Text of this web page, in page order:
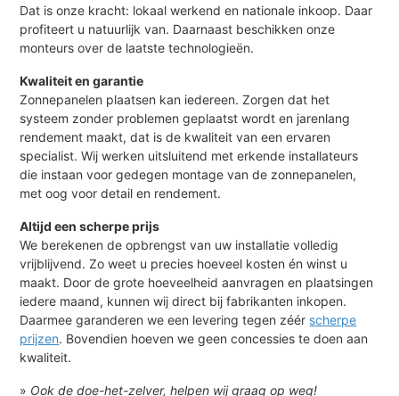
Dat is onze kracht: lokaal werkend en nationale inkoop. Daar
profiteert u natuurlijk van. Daarnaast beschikken onze
monteurs over de laatste technologieën.
Kwaliteit en garantie
Zonnepanelen plaatsen kan iedereen. Zorgen dat het
systeem zonder problemen geplaatst wordt en jarenlang
rendement maakt, dat is de kwaliteit van een ervaren
specialist. Wij werken uitsluitend met erkende installateurs
die instaan voor gedegen montage van de zonnepanelen,
met oog voor detail en rendement.
Altijd een scherpe prijs
We berekenen de opbrengst van uw installatie volledig
vrijblijvend. Zo weet u precies hoeveel kosten én winst u
maakt. Door de grote hoeveelheid aanvragen en plaatsingen
iedere maand, kunnen wij direct bij fabrikanten inkopen.
Daarmee garanderen we een levering tegen zéér scherpe
prijzen. Bovendien hoeven we geen concessies te doen aan
kwaliteit.
» Ook de doe-het-zelver, helpen wij graag op weg!